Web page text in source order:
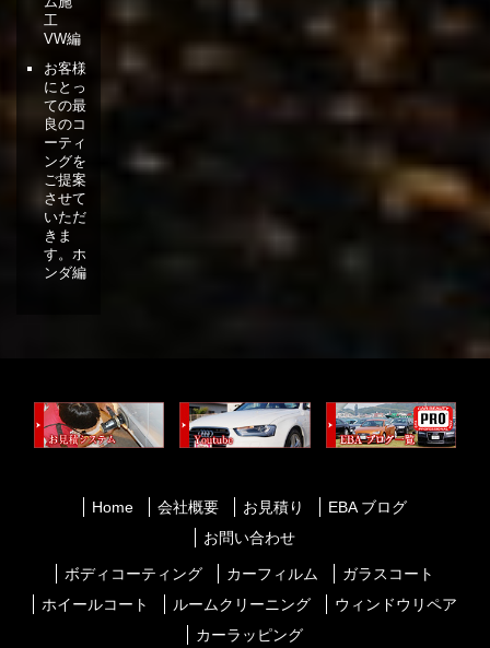
工
VW編
お客様
にとっ
ての最
良のコ
ーティ
ングを
ご提案
させて
いただ
きま
す。ホ
ンダ編
Home 会社概要 お見積り
EBA ブログ
お問い合わせ
ボディコーティング カーフィルム
ガラスコート
ホイールコート
ルームクリーニング
ウィンドウリペア
カーラッピング